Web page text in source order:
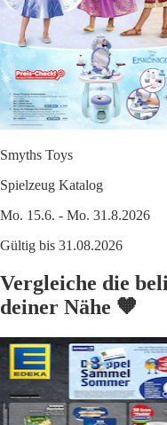
Smyths Toys
Spielzeug Katalog
Mo. 15.6. - Mo. 31.8.2026
Gültig bis 31.08.2026
Vergleiche die
deiner Nähe 🧡